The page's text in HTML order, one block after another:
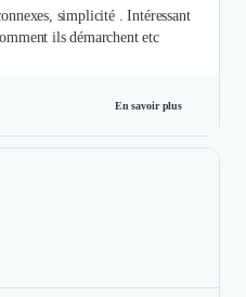
simplicité . Intéressant
ils démarchent etc
En savoir plus